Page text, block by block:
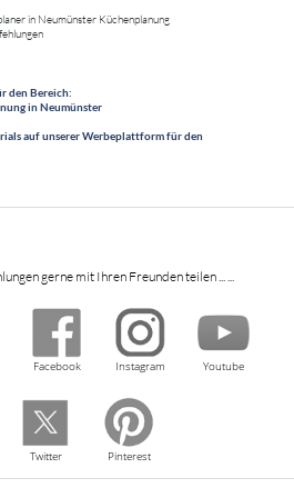
in Neumünster Küchenplanung
den Bereich:
in Neumünster
auf unserer Werbeplattform für den
gerne mit Ihren Freunden teilen ... ...
Facebook Instagram Youtube
Twitter Pinterest